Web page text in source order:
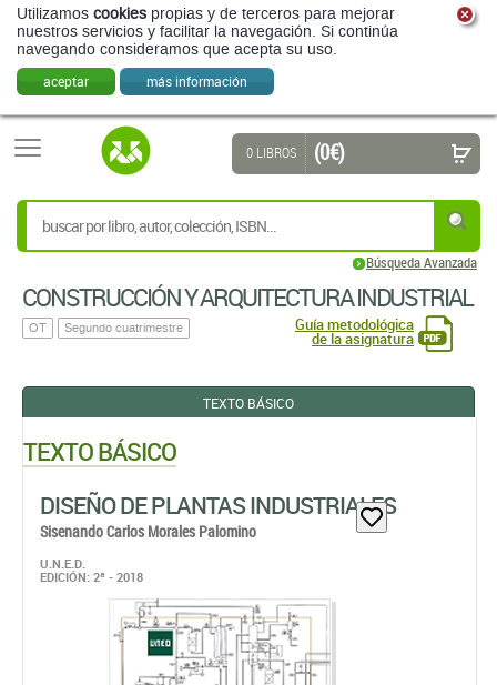
Utilizamos cookies propias y de terceros para mejorar
nuestros servicios y facilitar la navegación. Si continúa
navegando consideramos que acepta su uso.
aceptar más información
Búsqueda Avanzada
0 LIBROS (0 €)
CONSTRUCCIÓN Y ARQUITECTURA INDUSTRIAL
OT Segundo cuatrimestre Guía metodológica
de la asignatura
TEXTO BÁSICO
TEXTO BÁSICO
DISEÑO DE PLANTAS INDUSTRIALES
Sisenando Carlos Morales Palomino
U.N.E.D.
EDICIÓN: 2ª - 2018